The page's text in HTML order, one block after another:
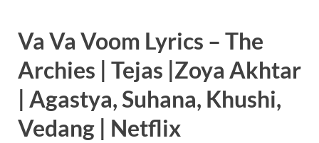
Va Va Voom Lyrics – The
Archies | Tejas |Zoya Akhtar
| Agastya, Suhana, Khushi,
Vedang | Netflix